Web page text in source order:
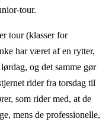
tour.
tour (klasser for
har været af en rytter,
og det samme gør
rider fra torsdag til
som rider med, at de
mens de professionelle,